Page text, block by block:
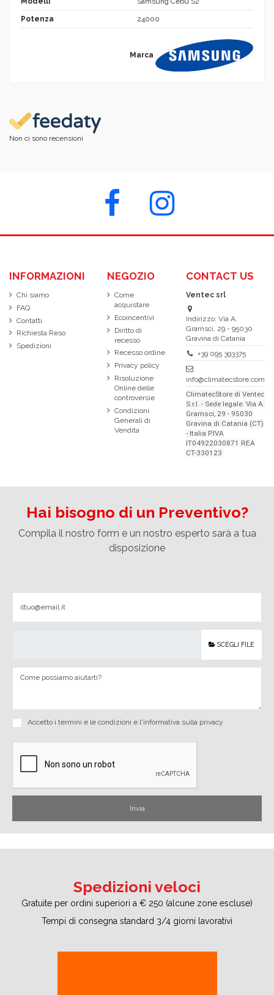
Potenza 24000
Marca
Non ci sono recensioni
INFORMAZIONI
Chi siamo
FAQ
Contatti
Richiesta Reso
Spedizioni
NEGOZIO
Come
acquistare
Ecoincentivi
Diritto di
recesso
Recesso ordine
Privacy policy
Risoluzione
Online delle
controversie
Condizioni
Generali di
Vendita
CONTACT US
Ventec srl
Indirizzo: Via A.
Gramsci, 29 - 95030
Gravina di Catania
+39 095 393375
info@climatecstore.com
ClimatecStore di Ventec
S.r.l. - Sede legale: Via A.
Gramsci, 29 - 95030
Gravina di Catania (CT)
- Italia P.IVA
IT04922030871 REA
CT-330123
Hai bisogno di un Preventivo?
Compila il nostro form e un nostro esperto sarà a tua
disposizione
SCEGLI FILE
Accetto i termini e le condizioni e l'informativa sulla privacy
Spedizioni veloci
Gratuite per ordini superiori a € 250 (alcune zone escluse)
Tempi di consegna standard 3/4 giorni lavorativi